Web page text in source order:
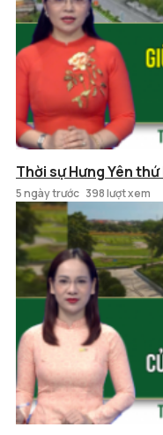
Thời sự Hưng Yên
5 ngày trước 398 lượt xem